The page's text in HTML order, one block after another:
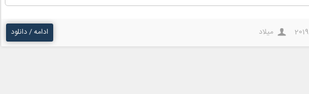
میلاد ادامه / دانلود